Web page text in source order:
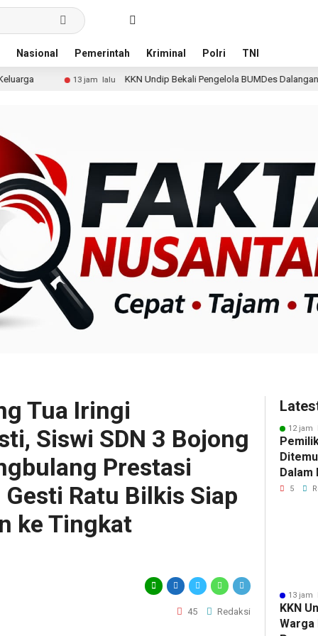
Nasional Pemerintah Kriminal Polri TNI
lalu KKN Undip Bekali Pengelola BUMDes Dalangan dengan Pola Pikir
Tua Iringi
Siswi SDN 3 Bojong
Prestasi
Ratu Bilkis Siap
ke Tingkat
45 Redaksi
12 jam
Dalam
Selidiki
5
13 jam
KKN
Warga